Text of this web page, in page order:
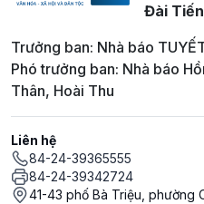
Đài
Trưởng ban: Nhà báo
Phó trưởng ban: Nhà báo
Thân, Hoài Thu
Liên hệ
84-24-39365555
84-24-39342724
41-43 phố Bà Triệu, phường